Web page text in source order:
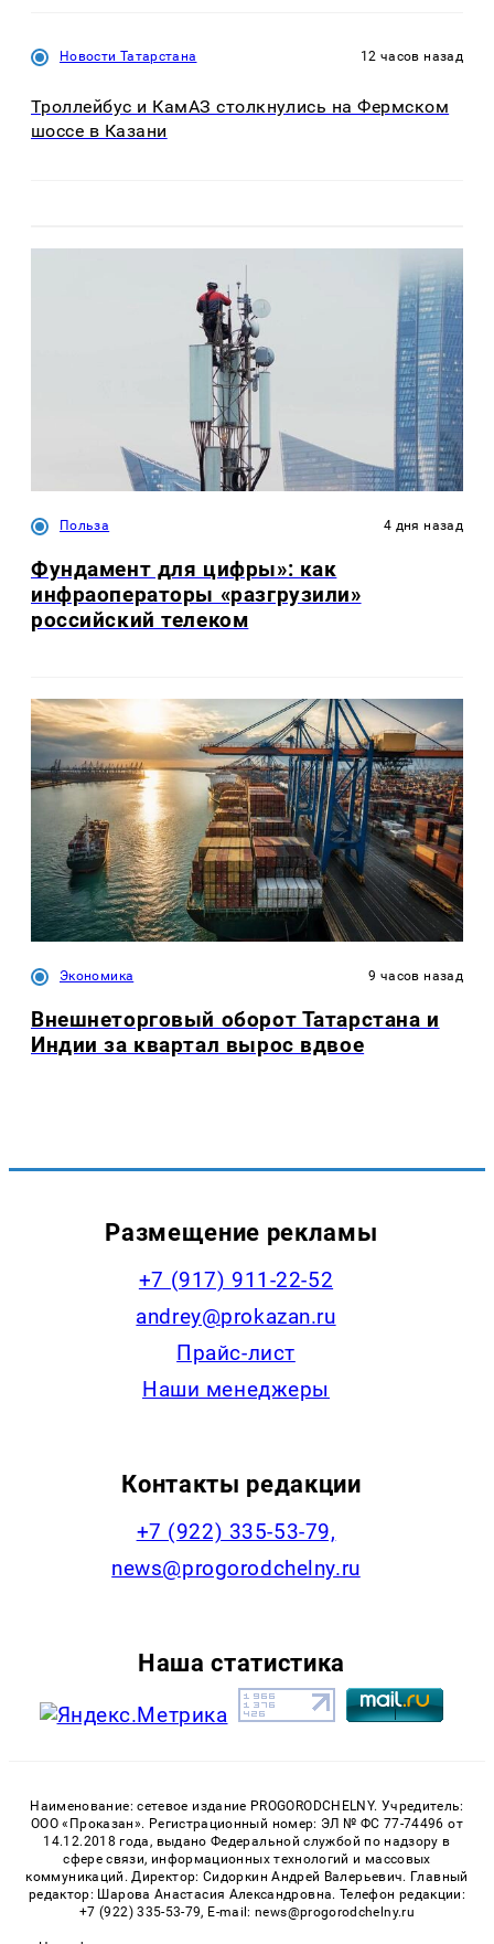
Новости Татарстана 12 часов назад
Троллейбус и КамАЗ столкнулись на Фермском
шоссе в Казани
Польза 4 дня назад
Фундамент для цифры»: как
инфраоператоры «разгрузили»
российский телеком
Экономика 9 часов назад
Внешнеторговый оборот Татарстана и
Индии за квартал вырос вдвое
Размещение рекламы
+7 (917) 911-22-52
andrey@prokazan.ru
Прайс-лист
Наши менеджеры
Контакты редакции
+7 (922) 335-53-79,
news@progorodchelny.ru
Наша статистика
Наименование: сетевое издание PROGORODCHELNY. Учредитель:
ООО «Проказан». Регистрационный номер: ЭЛ № ФС 77-74496 от
14.12.2018 года, выдано Федеральной службой по надзору в
сфере связи, информационных технологий и массовых
коммуникаций. Директор: Сидоркин Андрей Валерьевич. Главный
редактор: Шарова Анастасия Александровна. Телефон редакции:
+7 (922) 335-53-79, E-mail: news@progorodchelny.ru